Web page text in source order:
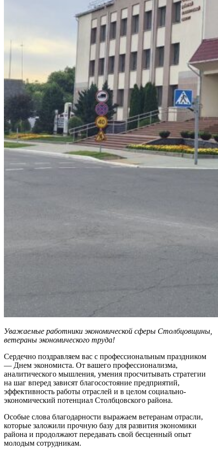
Уважаемые работники экономической сферы Столбцовщины,
ветераны экономического труда!
Сердечно поздравляем вас с профессиональным праздником
— Днем экономиста. От вашего профессионализма,
аналитического мышления, умения просчитывать стратегии
на шаг вперед зависят благосостояние предприятий,
эффективность работы отраслей и в целом социально-
экономический потенциал Столбцовского района.
Особые слова благодарности выражаем ветеранам отрасли,
которые заложили прочную базу для развития экономики
района и продолжают передавать свой бесценный опыт
молодым сотрудникам.